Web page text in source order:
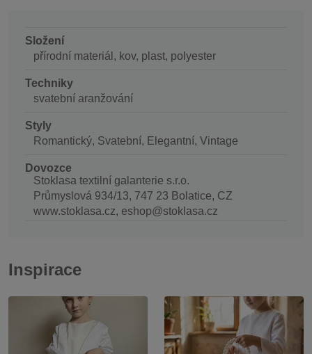
Složení
přírodní materiál, kov, plast, polyester
Techniky
svatební aranžování
Styly
Romantický, Svatební, Elegantní, Vintage
Dovozce
Stoklasa textilní galanterie s.r.o.
Průmyslová 934/13, 747 23 Bolatice, CZ
www.stoklasa.cz, eshop@stoklasa.cz
Inspirace